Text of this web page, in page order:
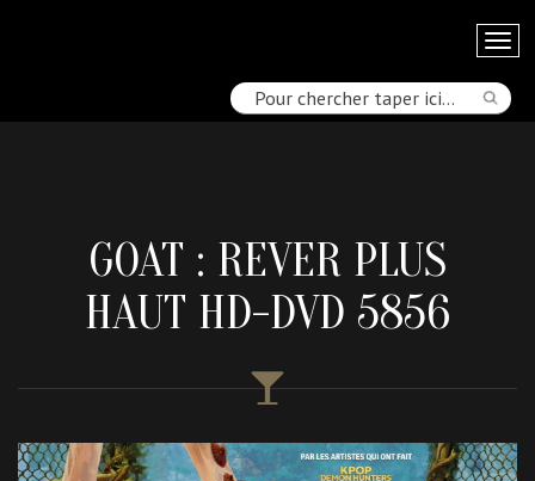
GOAT : REVER PLUS
HAUT HD-DVD 5856